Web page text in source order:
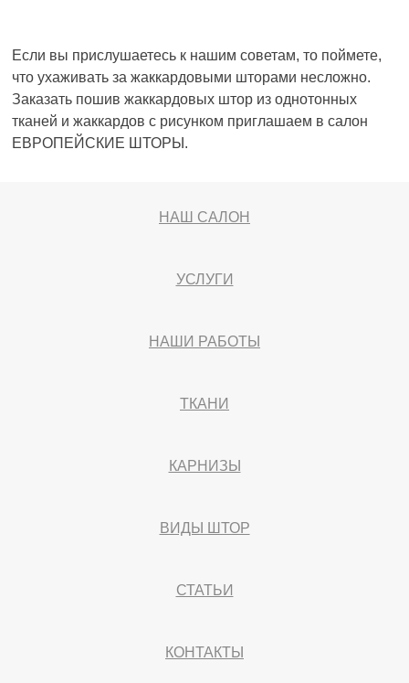
Если вы прислушаетесь к нашим советам, то поймете,
что ухаживать за жаккардовыми шторами несложно.
Заказать пошив жаккардовых штор из однотонных
тканей и жаккардов с рисунком приглашаем в салон
ЕВРОПЕЙСКИЕ ШТОРЫ.
НАШ САЛОН
УСЛУГИ
НАШИ РАБОТЫ
ТКАНИ
КАРНИЗЫ
ВИДЫ ШТОР
СТАТЬИ
КОНТАКТЫ